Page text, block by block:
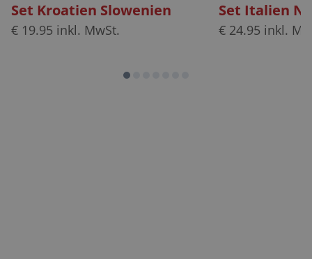
Set Kroatien Slowenien
€ 19.95 inkl. MwSt.
Set Italien
€ 24.95 inkl.